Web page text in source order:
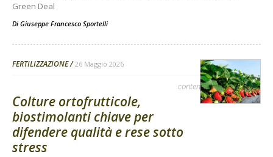
Green Deal
Di Giuseppe Francesco Sportelli
FERTILIZZAZIONE 26 Maggio 2026
contenuto sponsorizzato
Colture ortofrutticole,
biostimolanti chiave per
difendere qualità e rese sotto
stress